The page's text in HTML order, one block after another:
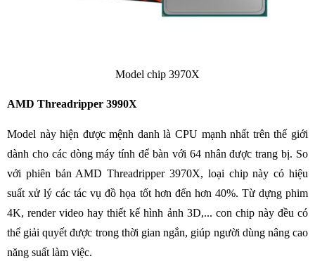
Model chip 3970X
AMD Threadripper 3990X
Model này hiện được mệnh danh là CPU mạnh nhất trên thế giới
dành cho các dòng máy tính để bàn với 64 nhân được trang bị. So
với phiên bản AMD Threadripper 3970X, loại chip này có hiệu
suất xử lý các tác vụ đồ họa tốt hơn đến hơn 40%. Từ dựng phim
4K, render video hay thiết kế hình ảnh 3D,... con chip này đều có
thể giải quyết được trong thời gian ngắn, giúp người dùng nâng cao
năng suất làm việc.